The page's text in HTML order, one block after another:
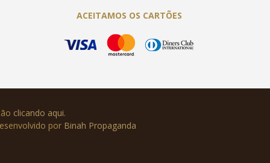
ACEITAMOS OS CARTÕES
clicando aqui.
por Binah Propaganda